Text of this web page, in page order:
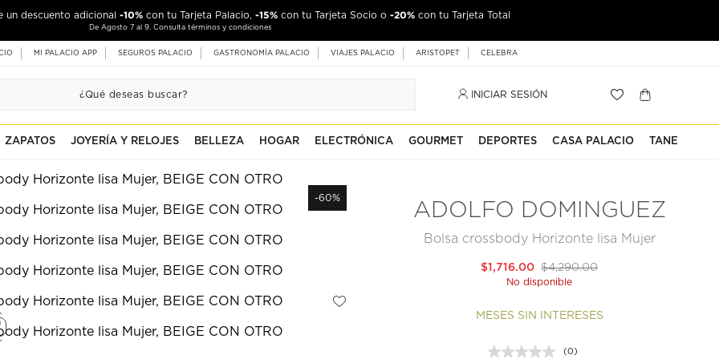
un descuento adicional -10% con tu Tarjeta Palacio, -15% con tu Tarjeta Socio o -20% con tu Tarjeta Total
De Agosto 7 al 9. Consulta términos y condiciones
MI PALACIO APP SEGUROS PALACIO GASTRONOMÍA PALACIO VIAJES PALACIO ARISTOPET CELEBRA
INICIAR SESIÓN
ZAPATOS JOYERÍA Y RELOJES BELLEZA HOGAR ELECTRÓNICA GOURMET DEPORTES CASA PALACIO TANE
-60%
ADOLFO DOMINGUEZ
Bolsa crossbody Horizonte lisa Mujer
$4,290.00
$1,716.00
No disponible
MESES SIN INTERESES
(0)